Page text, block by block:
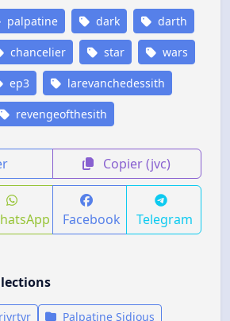
palpatine dark darth
chancelier star wars
ep3 larevanchedessith
revengeofthesith
Copier (jvc)
Facebook Telegram
Palpatine Sidious